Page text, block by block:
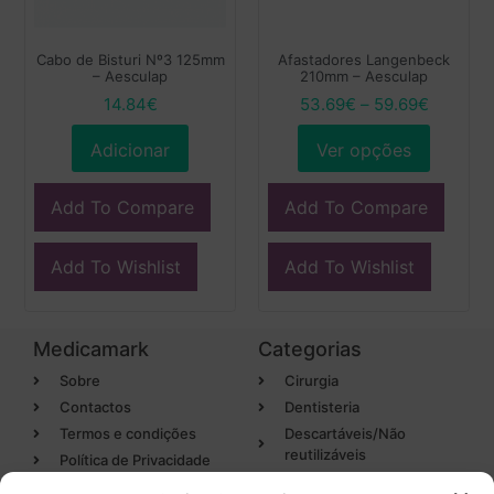
Cabo de Bisturi Nº3 125mm
– Aesculap
14.84€
Adicionar
Add To Compare
Add To Wishlist
Afastadores Langenbeck
210mm – Aesculap
53.69€ – 59.69€
Ver opções
Add To Compare
Add To Wishlist
Medicamark
Sobre
Contactos
Termos e condições
Política de Privacidade
Categorias
Cirurgia
Dentisteria
Descartáveis/Não
reutilizáveis